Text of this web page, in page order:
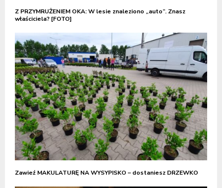
Z PRZYMRUŻENIEM OKA: W lesie znaleziono „auto”. Znasz
właściciela? [FOTO]
Zawieź MAKULATURĘ NA WYSYPISKO – dostaniesz DRZEWKO